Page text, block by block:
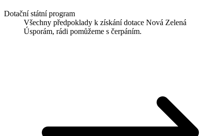
Dotační státní program
Všechny předpoklady k získání dotace Nová Zelená
Úsporám, rádi pomůžeme s čerpáním.